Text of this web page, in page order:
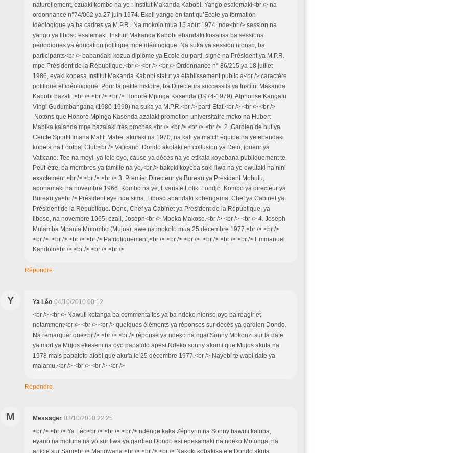
naturellement, ezuaki kombo na ye : Institut Makanda Kabobi. Yango esalemaki<br /> na
ordonnance n°74/002 ya 27 juin 1974. Ekeli yango en tant qu’Ecole ya formation
idéologique ya ba cadres ya M.P.R. Na mokolo mua 15 août 1974, nde<br /> session na
yango ya liboso esalemaki. Institut Makanda Kabobi ebandaki kosalisa ba sessions
périodiques ya éducation politique mpe idéologique. Na suka ya session nionso, ba
participants<br /> babandaki kozua diplôme ya Ecole du parti, signé na Président ya M.P.R.
mpe Président de la République.<br /> <br /> <br /> Ordonnance n° 86/215 ya 18 juillet
1986, eyaki kopesa Institut Makanda Kabobi statut ya établissement public à<br /> caractère
politique et idéologique. Pour la petite histoire, ba Directeurs successifs ya Institut Makanda
Kabobi bazali :<br /> <br /> <br /> Honoré Mpinga Kasenda (1974-1979), Alphonse Kangafu
Vingi Gudumbangana (1980-1990) na suka ya M.P.R.<br /> parti-Etat.<br /> <br /> <br />
Notons que Honoré Mpinga Kasenda azalaki promotion universitaire moko na Hubert
Mabika kalanda mpe bazalaki très proches.<br /> <br /> <br /> <br /> 2. Gardien de but ya
Cercle Sportif Imana Matiti Mabe, akufaki na 1970, na kati ya match équipe na ye ebandaki
kobeta na Footbal Club<br /> Vaticano. Dondo akotaki en collusion ya Delo, joueur ya
Vaticano. Tee na moyi ya lelo oyo, cause ya décès na ye etikala koyebana publiquement te.
Peut-être, ba membres ya famille na ye,<br /> bakoki koyeba soki liwa na ye ewutaki na nini
exactement.<br /> <br /> <br /> 3. Premier Directeur ya Bureau ya Président Mobutu,
aponamaki na novembre 1966. Kombo na ye, Evariste Loliki Londjo. Kombo ya directeur ya
Bureau ya<br /> Président eye nde sima. Liboso abandaki kobengama, Chef ya Cabinet ya
Président de la République. Donc, Chef ya Cabinet ya Président de la République, ya
liboso, na novembre 1965, ezali, Joseph<br /> Mbeka Makoso.<br /> <br /> <br /> 4. Joseph
Mulamba Mpania Mutombo (Mujos), awe na mokolo mua 25 décembre 1977.<br /> <br />
<br /> <br /> <br /> <br /> Patriotiquement,<br /> <br /> <br /> <br /> <br /> <br /> Emmanuel
Kandolo<br /> <br /> <br /> <br />
Répondre
Y Ya Léo 04/10/2010 00:12
<br /> <br /> Nawuti kotanga ba commentaites ya ba ndeko nionso oyo ba réagir et
notamment<br /> <br /> <br /> quelques éléments ya réponses sur décès ya gardien Dondo.
Na remarquer que<br /> <br /> <br /> réponse ya ndeko na ngai Sonny Mokonzi sur la date
ya mort ya Mujos ekeseni na oyo papatoto apesi.Ndeko sonny akomi que Mujos akufa na
1978 mais papatoto alobi que akufa le 25 décembre 1977.<br /> Nayebi te wapi date ya
malamu.<br /> <br /> <br /> <br />
Répondre
M Messager 03/10/2010 22:25
<br /> <br /> Ya Léo<br /> <br /> <br /> ndenge kaka Zéphyrin na Sonny bawuti koloba,
eyano na motuna na yo sur liwa ya gardien Dondo esi epesamaki na ndeko Motonga, na
article sur Sam<br /> Mangwana.<br /> <br /> <br /> Nakoki kobakisa ete Dondo akufa